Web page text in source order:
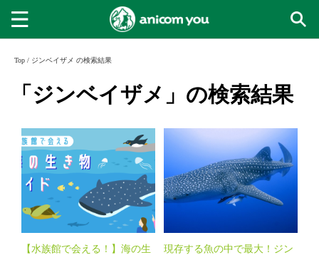
Top / ジンベイザメ の検索結果
「ジンベイザメ」の検索結果
【水族館で会える！】海の生
現存する魚の中で最大！ジン